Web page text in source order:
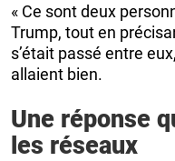
« Ce sont deux
Trump, tout en
s’était passé entre
allaient bien.
Une réponse
les réseaux